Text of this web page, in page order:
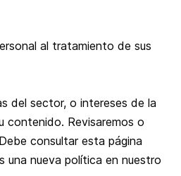
al tratamiento de sus
del sector, o intereses de la
contenido. Revisaremos o
consultar esta página
una nueva política en nuestro